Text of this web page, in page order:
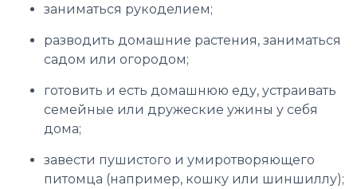
заниматься рукоделием;
разводить домашние растения, заниматься
садом или огородом;
готовить и есть домашнюю еду, устраивать
семейные или дружеские ужины у себя
дома;
завести пушистого и умиротворяющего
питомца (например, кошку или шиншиллу);